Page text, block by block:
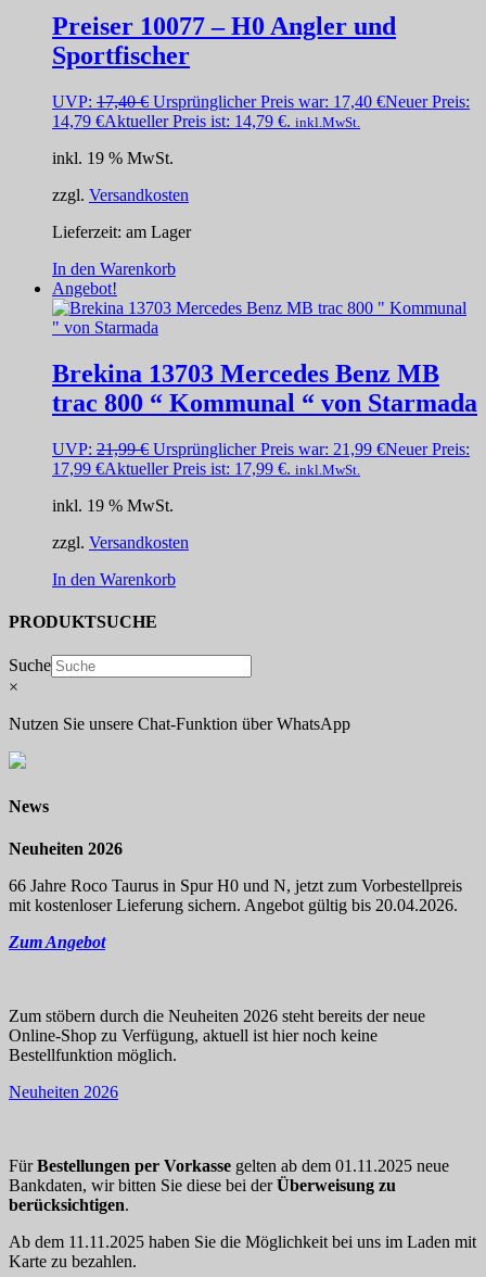
Preiser 10077 – H0 Angler und
Sportfischer
UVP: 17,40€ Ursprünglicher Preis war: 17,40 €Neuer Preis:
14,79 €Aktueller Preis ist: 14,79 €. inkl.MwSt.
inkl. 19 % MwSt.
zzgl. Versandkosten
Lieferzeit: am Lager
In den Warenkorb
Angebot!
Brekina 13703 Mercedes Benz MB
trac 800 “ Kommunal “ von Starmada
UVP: 21,99€ Ursprünglicher Preis war: 21,99 €Neuer Preis:
17,99 €Aktueller Preis ist: 17,99 €. inkl.MwSt.
inkl. 19 % MwSt.
zzgl. Versandkosten
In den Warenkorb
PRODUKTSUCHE
Suche
×
Nutzen Sie unsere Chat-Funktion über WhatsApp
News
Neuheiten 2026
66 Jahre Roco Taurus in Spur H0 und N, jetzt zum Vorbestellpreis
mit kostenloser Lieferung sichern. Angebot gültig bis 20.04.2026.
Zum Angebot
Zum stöbern durch die Neuheiten 2026 steht bereits der neue
Online-Shop zu Verfügung, aktuell ist hier noch keine
Bestellfunktion möglich.
Neuheiten 2026
FürBestellungen per Vorkasse gelten ab dem 01.11.2025 neue
Bankdaten, wir bitten Sie diese bei derÜberweisung zu
berücksichtigen.
Ab dem 11.11.2025 haben Sie die Möglichkeit bei uns im Laden mit
Karte zu bezahlen.